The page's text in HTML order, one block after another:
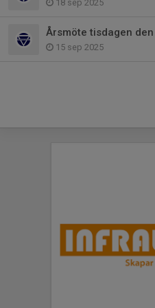
18 sep 2025
Årsmöte tisdagen
15 sep 2025